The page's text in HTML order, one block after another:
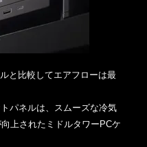
と比較してエアフローは最
パネルは、スムーズな冷気
上されたミドルタワーPCケ